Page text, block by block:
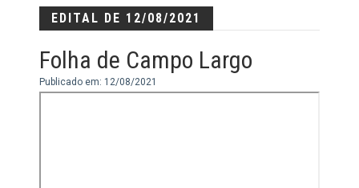
EDITAL DE 12/08/2021
Folha de Campo Largo
Publicado em: 12/08/2021